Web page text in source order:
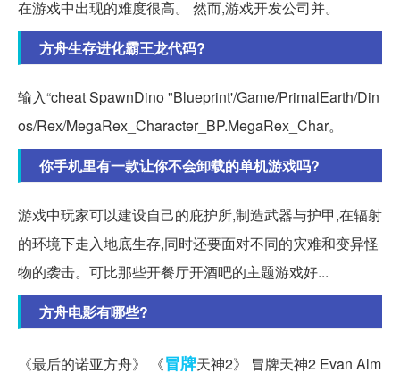
在游戏中出现的难度很高。 然而,游戏开发公司并。
方舟生存进化霸王龙代码?
输入“cheat SpawnDino "Blueprint'/Game/PrimalEarth/Din
os/Rex/MegaRex_Character_BP.MegaRex_Char。
你手机里有一款让你不会卸载的单机游戏吗?
游戏中玩家可以建设自己的庇护所,制造武器与护甲,在辐射
的环境下走入地底生存,同时还要面对不同的灾难和变异怪
物的袭击。可比那些开餐厅开酒吧的主题游戏好...
方舟电影有哪些?
《最后的诺亚方舟》 《冒牌天神2》 冒牌天神2 Evan Alm